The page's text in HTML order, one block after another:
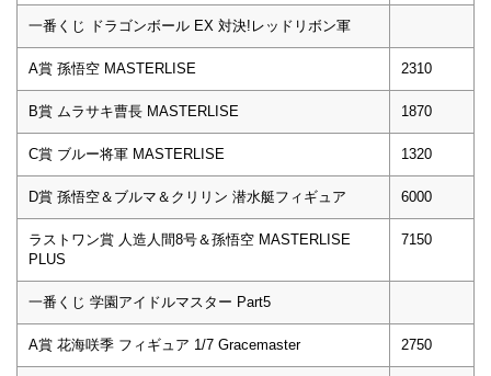
一番くじ ドラゴンボール EX 対決!レッドリボン軍
A賞 孫悟空 MASTERLISE 2310
B賞 ムラサキ曹長 MASTERLISE 1870
C賞 ブルー将軍 MASTERLISE 1320
D賞 孫悟空＆ブルマ＆クリリン 潜水艇フィギュア 6000
ラストワン賞 人造人間8号＆孫悟空 MASTERLISE
PLUS
7150
一番くじ 学園アイドルマスター Part5
A賞 花海咲季 フィギュア 1/7 Gracemaster 2750